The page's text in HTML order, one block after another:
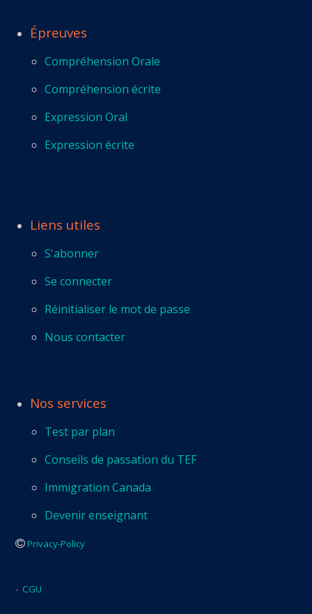
Épreuves
Compréhension Orale
Compréhension écrite
Expression Oral
Expression écrite
Liens utiles
S'abonner
Se connecter
Réinitialiser le mot de passe
Nous contacter
Nos services
Test par plan
Conseils de passation du TEF
Immigration Canada
Devenir enseignant
Privacy-Policy
- CGU